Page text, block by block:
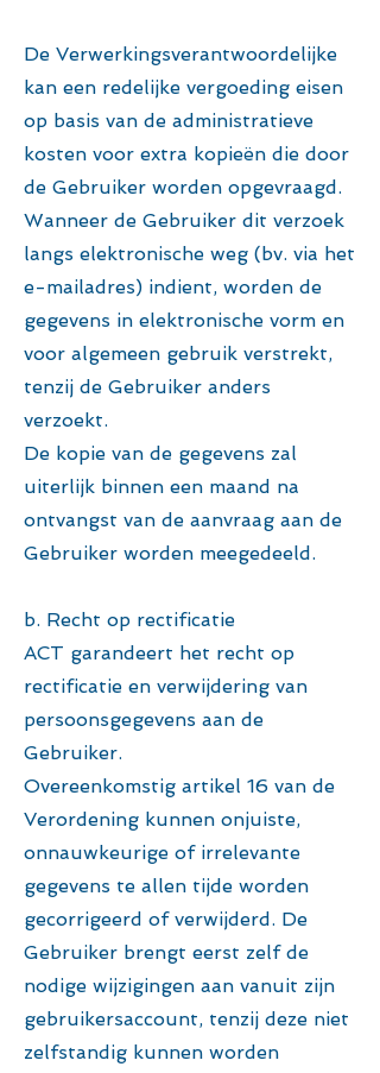
De Verwerkingsverantwoordelijke
kan een redelijke vergoeding eisen
op basis van de administratieve
kosten voor extra kopieën die door
de Gebruiker worden opgevraagd.
Wanneer de Gebruiker dit verzoek
langs elektronische weg (bv. via het
e-mailadres) indient, worden de
gegevens in elektronische vorm en
voor algemeen gebruik verstrekt,
tenzij de Gebruiker anders
verzoekt.
De kopie van de gegevens zal
uiterlijk binnen een maand na
ontvangst van de aanvraag aan de
Gebruiker worden meegedeeld.
b. Recht op rectificatie
ACT garandeert het recht op
rectificatie en verwijdering van
persoonsgegevens aan de
Gebruiker.
Overeenkomstig artikel 16 van de
Verordening kunnen onjuiste,
onnauwkeurige of irrelevante
gegevens te allen tijde worden
gecorrigeerd of verwijderd. De
Gebruiker brengt eerst zelf de
nodige wijzigingen aan vanuit zijn
gebruikersaccount, tenzij deze niet
zelfstandig kunnen worden